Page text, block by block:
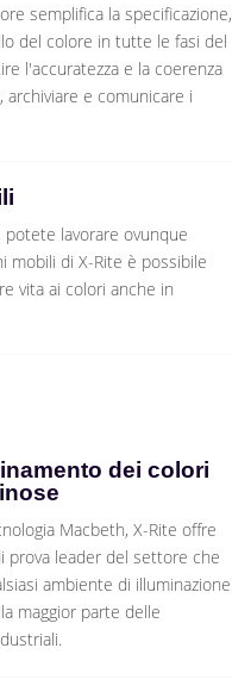
semplifica la specificazione,
del colore in tutte le fasi del
l'accuratezza e la coerenza
archiviare e comunicare i
lavorare ovunque
mobili di X-Rite è possibile
vita ai colori anche in
dei colori
Macbeth, X-Rite offre
prova leader del settore che
ambiente di illuminazione
maggior parte delle